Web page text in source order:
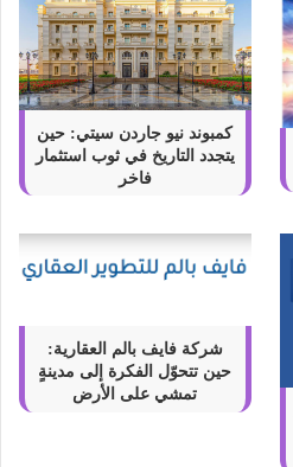
كمبوند نيو جاردن سيتي: حين
يتجدد التاريخ في ثوب استثمار
فاخر
شركة فايف بالم العقارية:
حين تتحوّل الفكرة إلى مدينةٍ
تمشي على الأرض